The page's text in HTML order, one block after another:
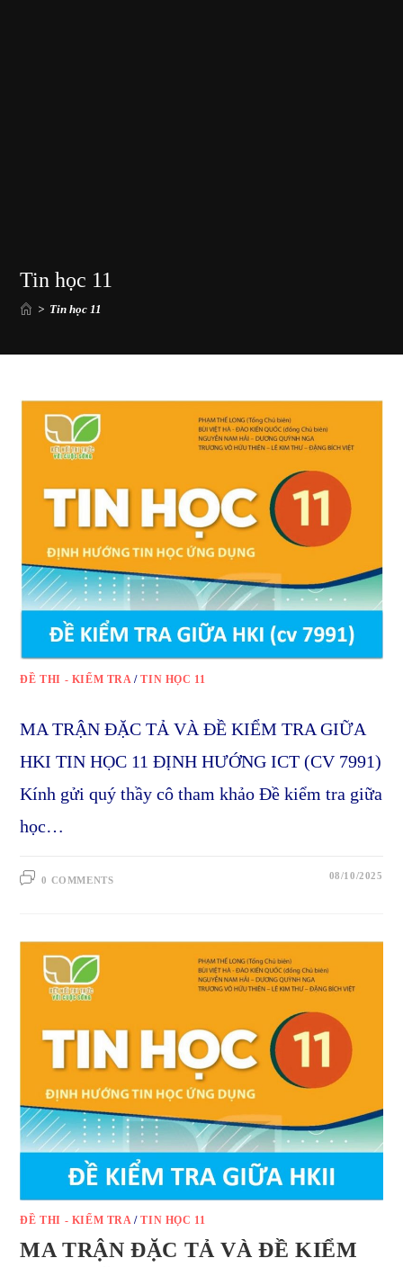
Tin học 11
> Tin học 11
ĐỀ THI - KIỂM TRA /TIN HỌC 11
MA TRẬN ĐẶC TẢ VÀ ĐỀ KIỂM TRA GIỮA
HKI TIN HỌC 11 ĐỊNH HƯỚNG ICT (CV 7991)
Kính gửi quý thầy cô tham khảo Đề kiểm tra giữa
học…
0 COMMENTS 08/10/2025
ĐỀ THI - KIỂM TRA/TIN HỌC 11
MA TRẬN ĐẶC TẢ VÀ ĐỀ KIỂM